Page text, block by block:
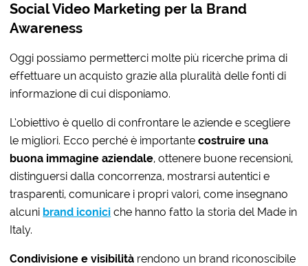
Social Video Marketing per la Brand
Awareness
Oggi possiamo permetterci molte più ricerche prima di
effettuare un acquisto grazie alla pluralità delle fonti di
informazione di cui disponiamo.
L’obiettivo è quello di confrontare le aziende e scegliere
le migliori. Ecco perché è importantecostruire una
buona immagine aziendale, ottenere buone recensioni,
distinguersi dalla concorrenza, mostrarsi autentici e
trasparenti, comunicare i propri valori, come insegnano
alcuni brand iconici che hanno fatto la storia del Made in
Italy.
Condivisione e visibilità rendono un brand riconoscibile